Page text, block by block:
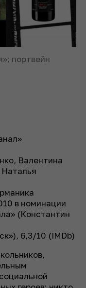
портвейн
Валентина
в номинации
(Константин
6,3/10 (IMDb)